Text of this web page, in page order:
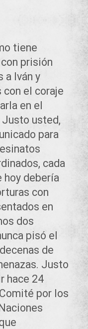
tiene
prisión
a Iván y
con el coraje
en el
usted,
para
cada
hoy debería
con
en
dos
pisó el
de
Justo
hace 24
por los